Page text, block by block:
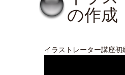
の作成
イラストレーター講座